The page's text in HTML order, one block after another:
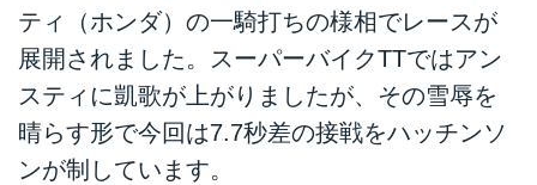
ティ（ホンダ）の一騎打ちの様相でレースが
展開されました。スーパーバイクTTではアン
スティに凱歌が上がりましたが、その雪辱を
晴らす形で今回は7.7秒差の接戦をハッチンソ
ンが制しています。